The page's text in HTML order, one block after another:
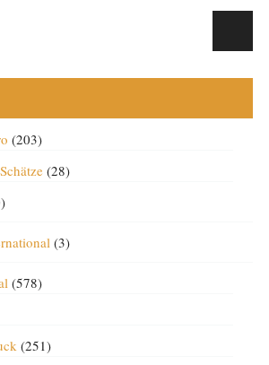
(203)
(28)
(3)
(578)
(251)